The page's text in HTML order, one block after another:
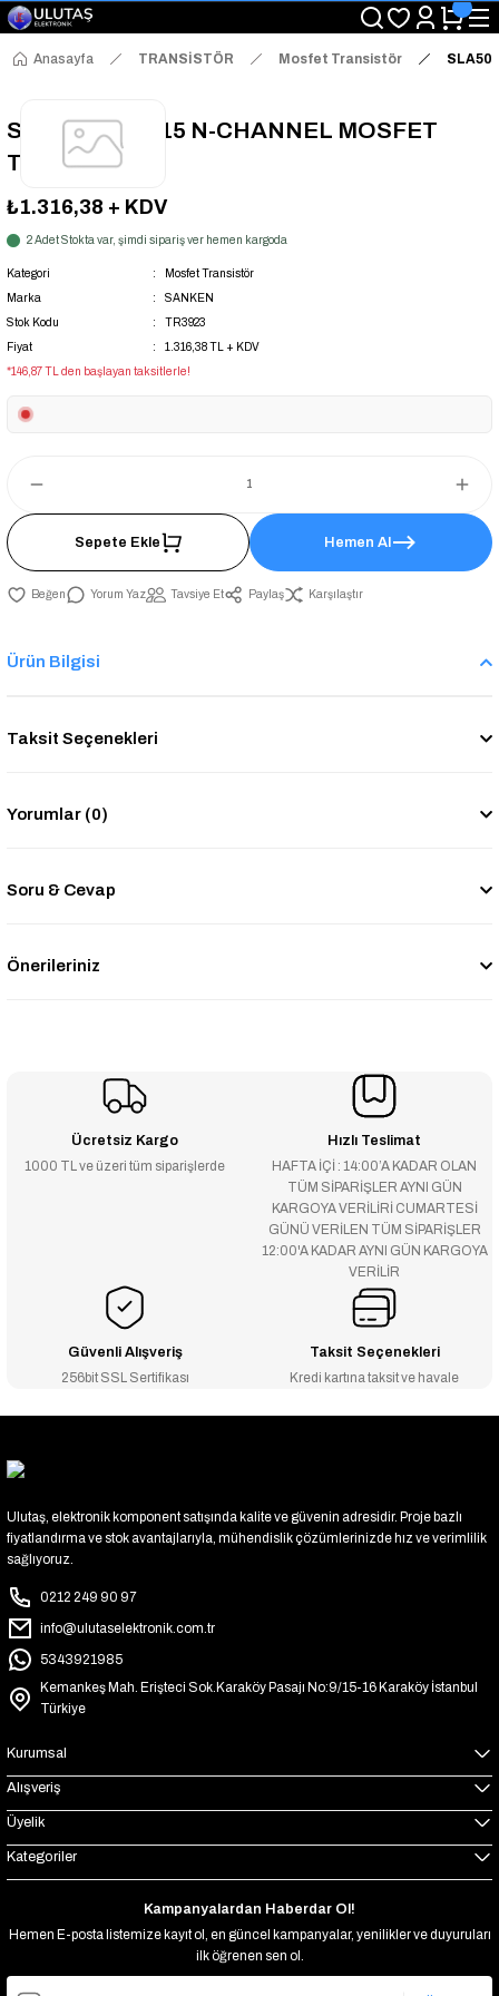
"Saat 14:00'a Kadar Verilen Siparişlerde Aynı Gün Kargo Avantajı!
"Binlerce Ürün Çeşitliliği ile Stoktan Hemen Teslim."
"Toptan Fiyatına Perakende Satış Avantajını Kaçırmayın!"
Anasayfa TRANSİSTÖR Mosfet Transistör
SLA5073 SIP-15 N-CHANNEL MOSFET
TRANSISTOR
₺1.316,38 + KDV
2 Adet Stokta var, şimdi sipariş ver hemen kargoda
Kategori
Mosfet Transistör
Marka
SANKEN
Stok Kodu
TR3923
Fiyat
1.316,38 TL + KDV
*146,87 TL den başlayan taksitlerle!
Sepete Ekle Hemen Al
Yorum Yaz Tavsiye Et Paylaş Karşılaştır
Ürün Bilgisi
Taksit Seçenekleri
Yorumlar (0)
Soru & Cevap
Önerileriniz
Ücretsiz Kargo
1000 TL ve üzeri tüm siparişlerde
Hızlı Teslimat
HAFTA İÇİ : 14:00’A KADAR OLAN
TÜM SİPARİŞLER AYNI GÜN
KARGOYA VERİLİRİ CUMARTESİ
GÜNÜ VERİLEN TÜM SİPARİŞLER
12:00'A KADAR AYNI GÜN KARGOYA
VERİLİR
Güvenli Alışveriş
256bit SSL Sertifikası
Taksit Seçenekleri
Kredi kartına taksit ve havale
Ulutaş, elektronik komponent satışında kalite ve güvenin adresidir. Proje bazlı
fiyatlandırma ve stok avantajlarıyla, mühendislik çözümlerinizde hız ve verimlilik
sağlıyoruz.
0212 249 90 97
info@ulutaselektronik.com.tr
5343921985
Kemankeş Mah. Erişteci Sok.Karaköy Pasajı No:9/15-16 Karaköy İstanbul
Türkiye
Kurumsal
Alışveriş
Üyelik
Kategoriler
Kampanyalardan Haberdar Ol!
Hemen E-posta listemize kayıt ol, en güncel kampanyalar, yenilikler ve duyuruları
ilk öğrenen sen ol.